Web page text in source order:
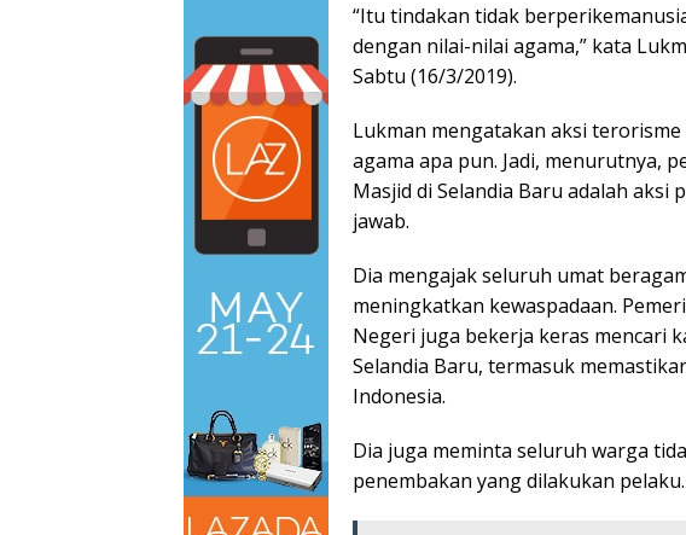
“Itu tindakan tidak
dengan nilai-nilai agama,” kata
Sabtu (16/3/2019).
Lukman mengatakan aksi
agama apa pun. Jadi, menurutnya,
Masjid di Selandia Baru adalah
jawab.
Dia mengajak seluruh umat
meningkatkan kewaspadaan.
Negeri juga bekerja keras mencari
Selandia Baru, termasuk
Indonesia.
Dia juga meminta seluruh warga
penembakan yang dilakukan pelaku.